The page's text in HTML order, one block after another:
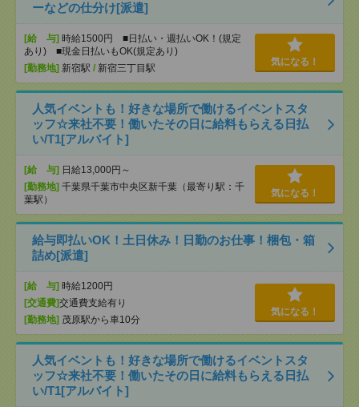
ーなどの仕分け[派遣]
[給 与] 時給1500円 ■日払い・週払いOK！(規定
あり) ■現金日払いもOK(規定あり)
[勤務地] 新宿駅 / 新宿三丁目駅
気になる！
人気イベントも！好きな場所で働けるイベントスタ
ッフ☆来社不要！働いたその日に給料もらえる日払
い/T1[アルバイト]
[給 与] 日給13,000円～
[勤務地] 千葉県千葉市中央区新千葉（最寄り駅：千
葉駅）
気になる！
給与即払いOK！土日休み！日勤のお仕事！梱包・箱
詰め[派遣]
[給 与] 時給1200円
[交通費]交通費支給有り
[勤務地] 茂原駅から車10分
気になる！
人気イベントも！好きな場所で働けるイベントスタ
ッフ☆来社不要！働いたその日に給料もらえる日払
い/T1[アルバイト]